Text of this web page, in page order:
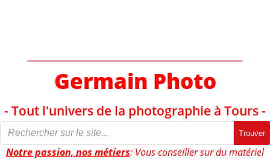
Germain Photo
- Tout l'univers de la photographie à Tours -
Trouver
Notre passion, nos métiers: Vous conseiller sur du matériel